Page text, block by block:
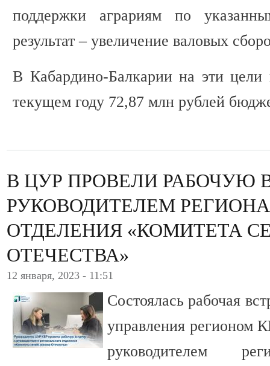
поддержки аграриям по
результат – увеличение валовых
В Кабардино-Балкарии на эти цели
текущем году 72,87 млн рублей
В ЦУР ПРОВЕЛИ РАБОЧУЮ
РУКОВОДИТЕЛЕМ
ОТДЕЛЕНИЯ «КОМИТЕТА
ОТЕЧЕСТВА»
12 января, 2023 - 11:51
Состоялась рабочая
управления регионом
руководителем